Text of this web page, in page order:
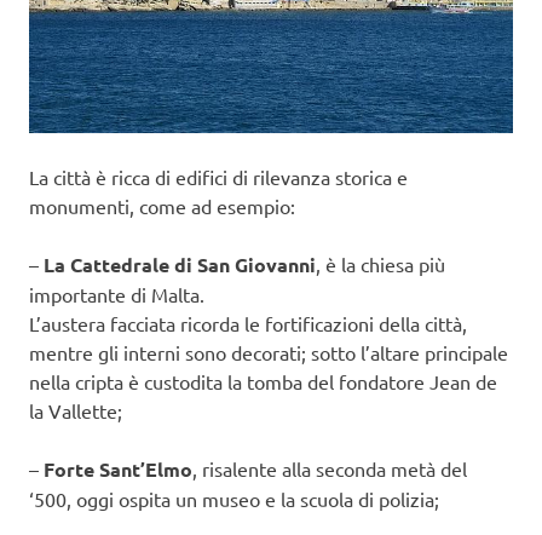
La città è ricca di edifici di rilevanza storica e
monumenti, come ad esempio:
– La Cattedrale di San Giovanni, è la chiesa più
importante di Malta.
L’austera facciata ricorda le fortificazioni della città,
mentre gli interni sono decorati; sotto l’altare principale
nella cripta è custodita la tomba del fondatore Jean de
la Vallette;
– Forte Sant’Elmo, risalente alla seconda metà del
‘500, oggi ospita un museo e la scuola di polizia;